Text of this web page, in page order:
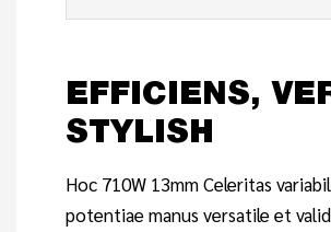
EFFICIENS,
STYLISH
Hoc 710W 13mm Celeritas
potentiae manus versatile et